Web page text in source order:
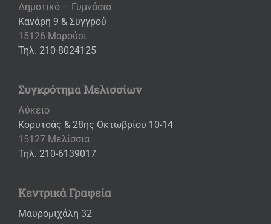
Δημοτικό – Γυμνάσιο
Κανάρη 9 & Συγγρού
15126 Μαρούσι
Τηλ. 210-8024125
Συγκρότημα Μελισσίων
Λύκειο
Κορυτσάς & 28ης Οκτωβρίου 10-14
15127 Μελίσσια
Τηλ. 210-6139017
Κεντρικά Γραφεία
Μαυρομιχάλη 32